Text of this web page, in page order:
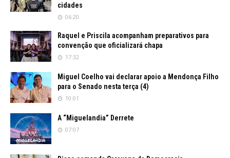
cidades
06:20
Raquel e Priscila acompanham preparativos para
convenção que oficializará chapa
17:32
Miguel Coelho vai declarar apoio a Mendonça Filho
para o Senado nesta terça (4)
10:01
A “Miguelandia” Derrete
07:07